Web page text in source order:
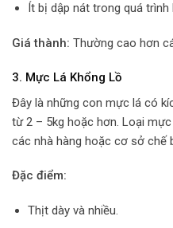
Ít bị dập nát trong quá trình
Giá thành: Thường cao hơn
3. Mực Lá Khổng Lồ
Đây là những con mực lá có
từ 2 – 5kg hoặc hơn. Loại
các nhà hàng hoặc cơ sở chế
Đặc điểm:
Thịt dày và nhiều.